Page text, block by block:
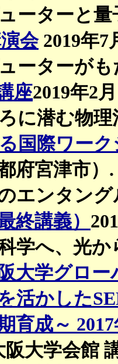
ーターと
会2019年7
ーターが
座2019年2
に潜む物
国際ワー
府宮津市）.
エンタン
終講義）
学へ、光
大学グロ
活かした
育成～
阪大学会館